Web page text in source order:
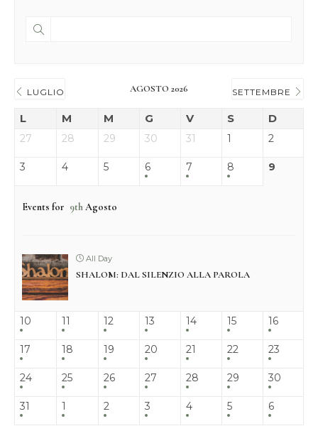
LUGLIO AGOSTO 2026 SETTEMBRE
L M M G V S D
27 28 29 30 31 1 2
3 4 5 6 7 8 9
Events for 9thAgosto
All Day
SHALOM: DAL SILENZIO ALLA PAROLA
10 11 12 13 14 15 16
17 18 19 20 21 22 23
24 25 26 27 28 29 30
31 1 2 3 4 5 6